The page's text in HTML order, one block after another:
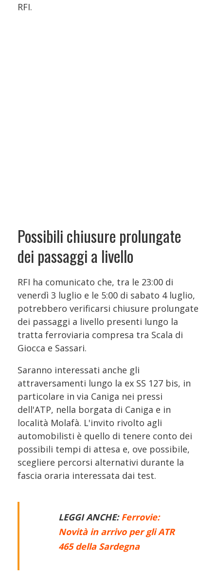
RFI.
Possibili chiusure prolungate
dei passaggi a livello
RFI ha comunicato che, tra le 23:00 di
venerdì 3 luglio e le 5:00 di sabato 4 luglio,
potrebbero verificarsi chiusure prolungate
dei passaggi a livello presenti lungo la
tratta ferroviaria compresa tra Scala di
Giocca e Sassari.
Saranno interessati anche gli
attraversamenti lungo la ex SS 127 bis, in
particolare in via Caniga nei pressi
dell'ATP, nella borgata di Caniga e in
località Molafà. L'invito rivolto agli
automobilisti è quello di tenere conto dei
possibili tempi di attesa e, ove possibile,
scegliere percorsi alternativi durante la
fascia oraria interessata dai test.
LEGGI ANCHE: Ferrovie:
Novità in arrivo per gli ATR
465 della Sardegna